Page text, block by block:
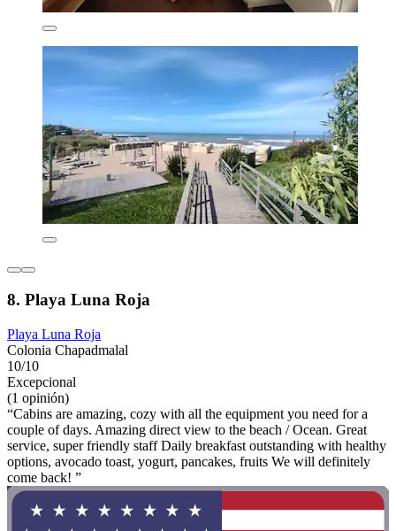
8. Playa Luna Roja
Playa Luna Roja
Colonia Chapadmalal
10/10
Excepcional
(1 opinión)
“Cabins are amazing, cozy with all the equipment you need for a
couple of days. Amazing direct view to the beach / Ocean. Great
service, super friendly staff Daily breakfast outstanding with healthy
options, avocado toast, yogurt, pancakes, fruits We will definitely
come back! ”